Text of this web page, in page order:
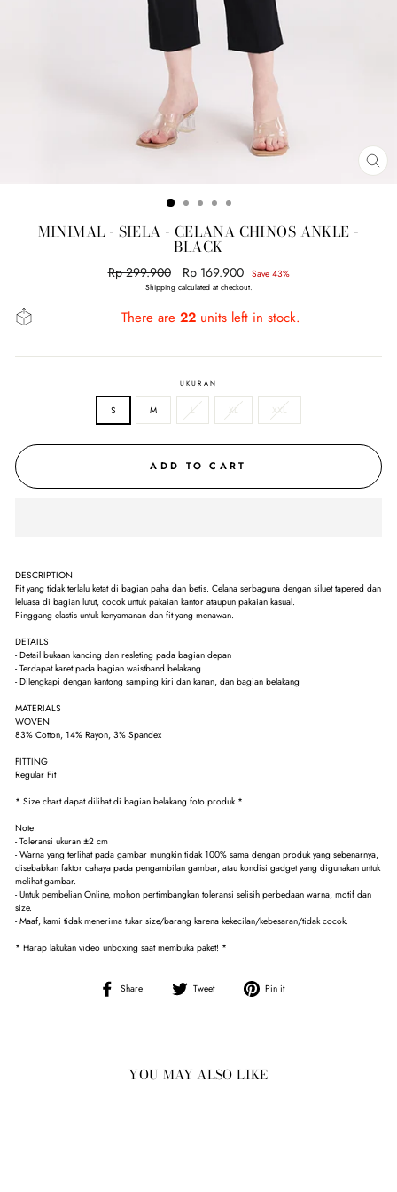
MINIMAL - SIELA - CELANA CHINOS ANKLE -
BLACK
Regular
price
Rp 299.900
Sale
price
Rp 169.900 Save 43%
Shippingcalculated at checkout.
There are 22units left in stock.
UKURAN
S M L XL XXL
ADD TO CART
DESCRIPTION
Fit yang tidak terlalu ketat di bagian paha dan betis. Celana serbaguna dengan siluet tapered dan
leluasa di bagian lutut, cocok untuk pakaian kantor ataupun pakaian kasual.
Pinggang elastis untuk kenyamanan dan fit yang menawan.
DETAILS
- Detail bukaan kancing dan resleting pada bagian depan
- Terdapat karet pada bagian waistband belakang
- Dilengkapi dengan kantong samping kiri dan kanan, dan bagian belakang
MATERIALS
WOVEN
83% Cotton, 14% Rayon, 3% Spandex
FITTING
Regular Fit
* Size chart dapat dilihat di bagian belakang foto produk *
Note:
- Toleransi ukuran ±2 cm
- Warna yang terlihat pada gambar mungkin tidak 100% sama dengan produk yang sebenarnya,
disebabkan faktor cahaya pada pengambilan gambar, atau kondisi gadget yang digunakan untuk
melihat gambar.
- Untuk pembelian Online, mohon pertimbangkan toleransi selisih perbedaan warna, motif dan
size.
- Maaf, kami tidak menerima tukar size/barang karena kekecilan/kebesaran/tidak cocok.
* Harap lakukan video unboxing saat membuka paket! *
Share
Share
Tweet
Tweet
Pin it
YOU MAY ALSO LIKE